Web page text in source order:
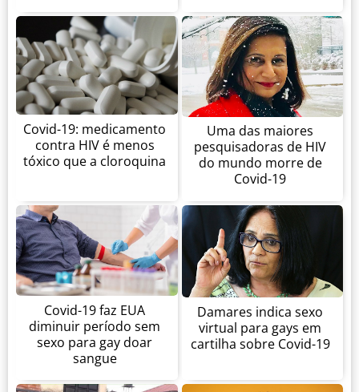
Covid-19: medicamento
contra HIV é menos
tóxico que a cloroquina
Uma das maiores
pesquisadoras de HIV
do mundo morre de
Covid-19
Covid-19 faz EUA
diminuir período sem
sexo para gay doar
sangue
Damares indica sexo
virtual para gays em
cartilha sobre Covid-19